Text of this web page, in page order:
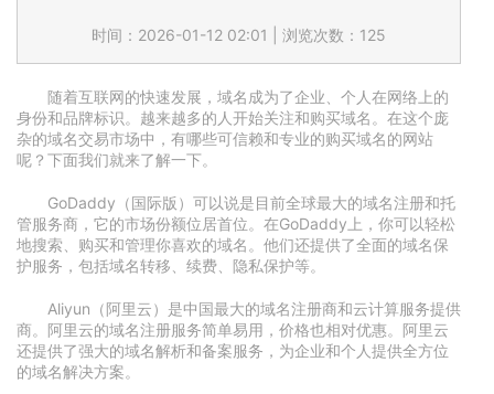
时间：2026-01-12 02:01 浏览次数：125
随着互联网的快速发展，域名成为了企业、个人在网络上的
身份和品牌标识。越来越多的人开始关注和购买域名。在这个庞
杂的域名交易市场中，有哪些可信赖和专业的购买域名的网站
呢？下面我们就来了解一下。
GoDaddy（国际版）可以说是目前全球最大的域名注册和托
管服务商，它的市场份额位居首位。在GoDaddy上，你可以轻松
地搜索、购买和管理你喜欢的域名。他们还提供了全面的域名保
护服务，包括域名转移、续费、隐私保护等。
Aliyun（阿里云）是中国最大的域名注册商和云计算服务提供
商。阿里云的域名注册服务简单易用，价格也相对优惠。阿里云
还提供了强大的域名解析和备案服务，为企业和个人提供全方位
的域名解决方案。